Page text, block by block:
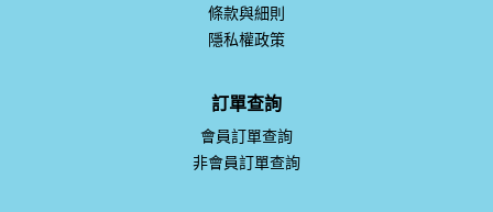
條款與細則
隱私權政策
訂單查詢
會員訂單查詢
非會員訂單查詢